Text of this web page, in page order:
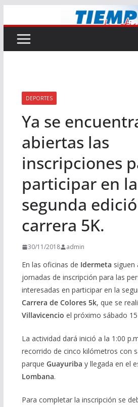
al
contenido
DEPORTES
Ya se
abiertas las
inscripciones
participar en la
segunda
carrera 5K.
30/11/2018 admin
En las oficinas de Idermeta siguen
jornadas de inscripción para las
interesadas en participar en la
Carrera de Colores 5k, que se
Villavicencio el próximo sábado
La actividad dará inició a la 1:00
recorrido de cinco kilómetros con
parque Guayuriba y llegada en el
Lombana.
Para completar la inscripción se